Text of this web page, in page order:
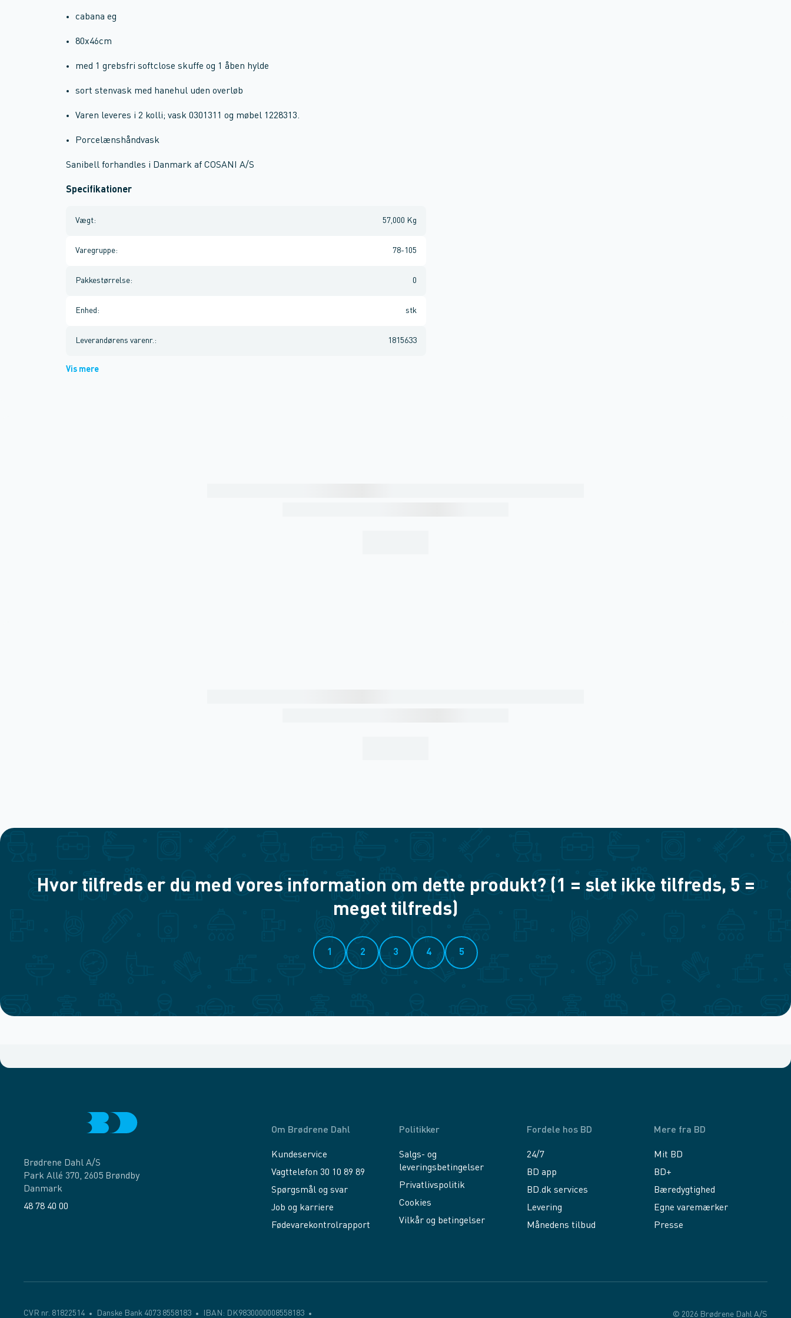
cabana eg
80x46cm
med 1 grebsfri softclose skuffe og 1 åben hylde
sort stenvask med hanehul uden overløb
Varen leveres i 2 kolli; vask 0301311 og møbel 1228313.
Porcelænshåndvask
Sanibell forhandles i Danmark af COSANI A/S
Specifikationer
Vægt: 57,000 Kg
Varegruppe: 78-105
Pakkestørrelse: 0
Enhed : stk
Leverandørens varenr. : 1815633
Vis mere
Hvor tilfreds er du med vores information om dette produkt? (1 = slet ikke tilfreds, 5 =
meget tilfreds)
1 2 3 4 5
Brødrene Dahl A/S
Park Allé 370, 2605 Brøndby
Danmark
48 78 40 00
Om Brødrene Dahl
Kundeservice
Vagttelefon 30 10 89 89
Spørgsmål og svar
Job og karriere
Fødevarekontrolrapport
Politikker
Salgs- og
leveringsbetingelser
Privatlivspolitik
Cookies
Vilkår og betingelser
Fordele hos BD
24/7
BD app
BD.dk services
Levering
Månedens tilbud
Mere fra BD
Mit BD
BD+
Bæredygtighed
Egne varemærker
Presse
CVR nr. 81822514 Danske Bank 4073 8558183 IBAN: DK9830000008558183 © 2026 Brødrene Dahl A/S